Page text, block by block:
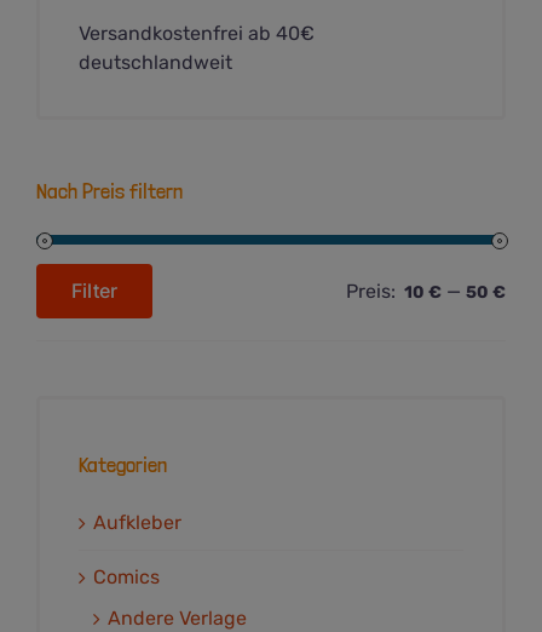
Versandkostenfrei ab 40€
deutschlandweit
Nach Preis filtern
Max.
Filter Preis: 10 € — 50 €
Kategorien
Aufkleber
Comics
Andere Verlage